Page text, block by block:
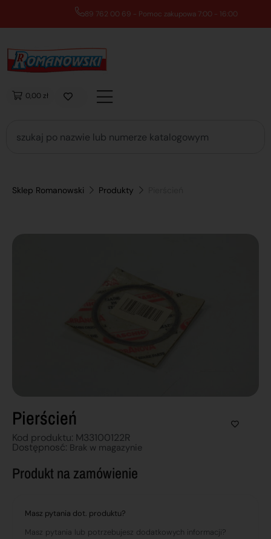
89 762 00 69 - Pomoc zakupowa 7:00 - 16:00
0,00 zł
Sklep Romanowski Produkty
Pierścień
Kod produktu: M33100122R
Dostępnosć: Brak w magazynie
Produkt na zamówienie
Masz pytania dot. produktu?
Masz pytania lub potrzebujesz dodatkowych informacji?